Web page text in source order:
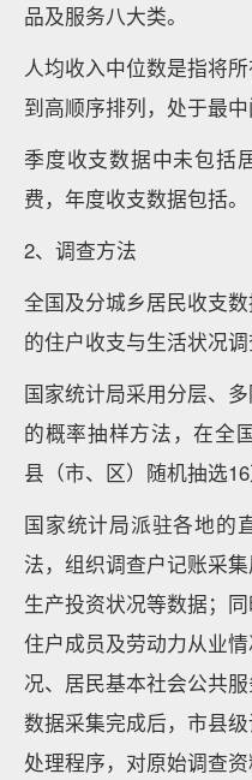
品及服务八大类。
人均收入中位数是指将
到高顺序排列，处于最
季度收支数据中未包括
费，年度收支数据包括。
2、调查方法
全国及分城乡居民收支
的住户收支与生活状况调
国家统计局采用分层、
的概率抽样方法，在全
县（市、区）随机抽选
国家统计局派驻各地的
法，组织调查户记账采
生产投资状况等数据；
住户成员及劳动力从业
况、居民基本社会公共
数据采集完成后，市县
处理程序，对原始调查